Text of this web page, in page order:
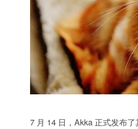
7 月 14 日，Akka 正式发布